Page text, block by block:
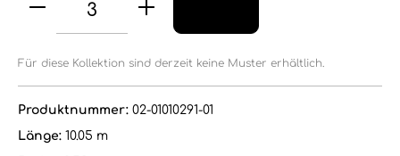
Für diese Kollektion sind derzeit keine Muster erhältlich.
Produktnummer: 02-01010291-01
Länge: 10.05 m